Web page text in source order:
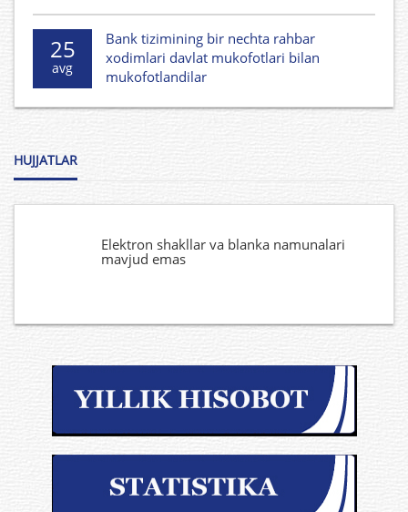
25
avg
Bank tizimining bir nechta rahbar
xodimlari davlat mukofotlari bilan
mukofotlandilar
HUJJATLAR
Elektron shakllar va blanka namunalari
mavjud emas